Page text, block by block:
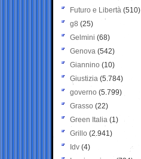
Futuro e Libertà (510)
g8 (25)
Gelmini (68)
Genova (542)
Giannino (10)
Giustizia (5.784)
governo (5.799)
Grasso (22)
Green Italia (1)
Grillo (2.941)
Idv (4)